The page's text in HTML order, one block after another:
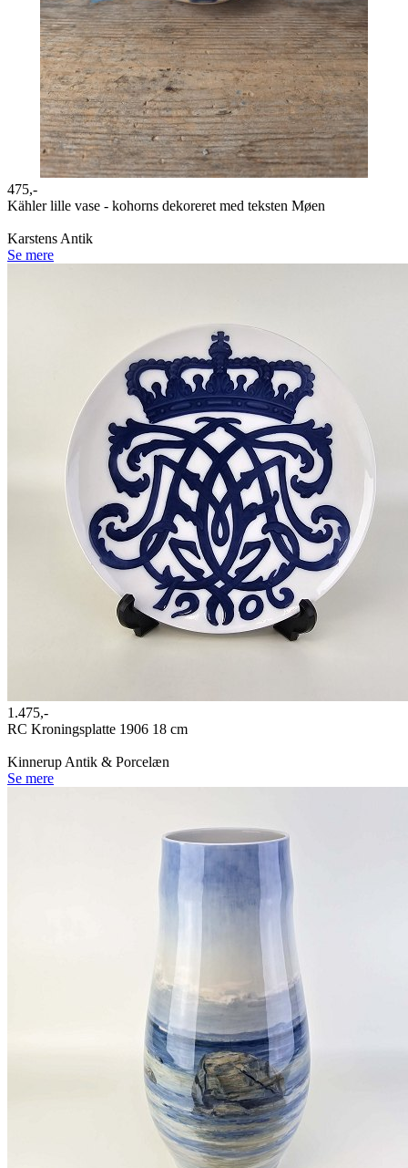
475,-
Kähler lille vase - kohorns dekoreret med teksten Møen
Karstens Antik
Se mere
1.475,-
RC Kroningsplatte 1906 18 cm
Kinnerup Antik & Porcelæn
Se mere